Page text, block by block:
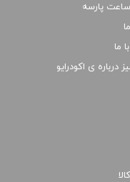
پارسه
ما
درباره ی اکودرایو